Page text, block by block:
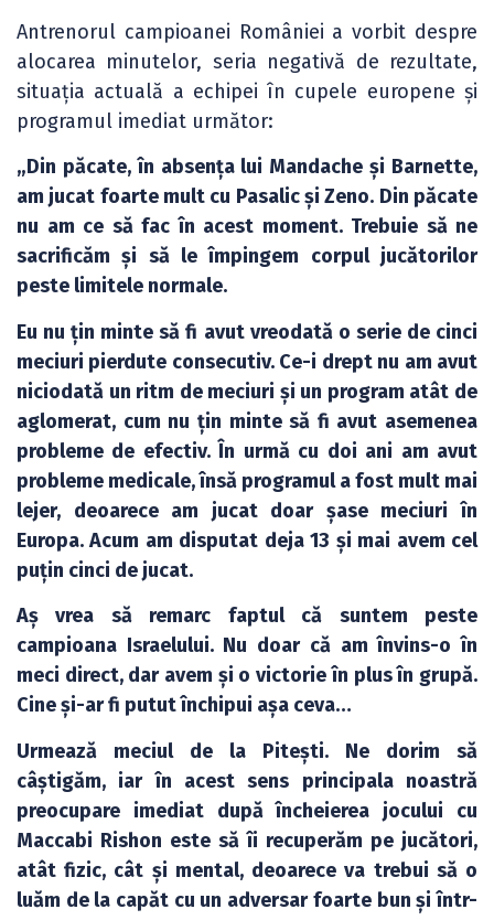
Antrenorul campioanei României a vorbit despre
alocarea minutelor, seria negativă de rezultate,
situația actuală a echipei în cupele europene și
programul imediat următor:
„Din păcate, în absența lui Mandache și Barnette,
am jucat foarte mult cu Pasalic și Zeno. Din păcate
nu am ce să fac în acest moment. Trebuie să ne
sacrificăm și să le împingem corpul jucătorilor
peste limitele normale.
Eu nu țin minte să fi avut vreodată o serie de cinci
meciuri pierdute consecutiv. Ce-i drept nu am avut
niciodată un ritm de meciuri și un program atât de
aglomerat, cum nu țin minte să fi avut asemenea
probleme de efectiv. În urmă cu doi ani am avut
probleme medicale, însă programul a fost mult mai
lejer, deoarece am jucat doar șase meciuri în
Europa. Acum am disputat deja 13 și mai avem cel
puțin cinci de jucat.
Aș vrea să remarc faptul că suntem peste
campioana Israelului. Nu doar că am învins-o în
meci direct, dar avem și o victorie în plus în grupă.
Cine și-ar fi putut închipui așa ceva…
Urmează meciul de la Pitești. Ne dorim să
câștigăm, iar în acest sens principala noastră
preocupare imediat după încheierea jocului cu
Maccabi Rishon este să îi recuperăm pe jucători,
atât fizic, cât și mental, deoarece va trebui să o
luăm de la capăt cu un adversar foarte bun și într-